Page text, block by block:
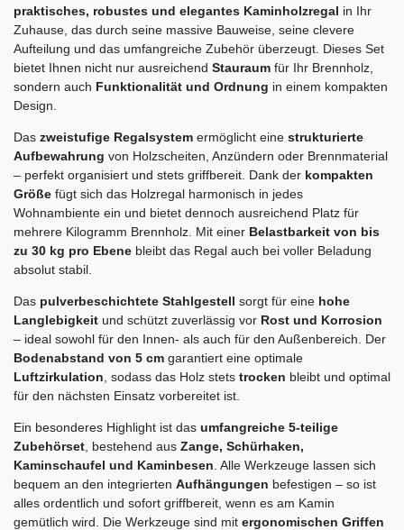
praktisches, robustes und elegantes Kaminholzregal in Ihr
Zuhause, das durch seine massive Bauweise, seine clevere
Aufteilung und das umfangreiche Zubehör überzeugt. Dieses Set
bietet Ihnen nicht nur ausreichend Stauraum für Ihr Brennholz,
sondern auch Funktionalität und Ordnung in einem kompakten
Design.
Das zweistufige Regalsystem ermöglicht eine strukturierte
Aufbewahrung von Holzscheiten, Anzündern oder Brennmaterial
– perfekt organisiert und stets griffbereit. Dank der kompakten
Größe fügt sich das Holzregal harmonisch in jedes
Wohnambiente ein und bietet dennoch ausreichend Platz für
mehrere Kilogramm Brennholz. Mit einer Belastbarkeit von bis
zu 30 kg pro Ebene bleibt das Regal auch bei voller Beladung
absolut stabil.
Das pulverbeschichtete Stahlgestell sorgt für eine hohe
Langlebigkeit und schützt zuverlässig vor Rost und Korrosion
– ideal sowohl für den Innen- als auch für den Außenbereich. Der
Bodenabstand von 5 cm garantiert eine optimale
Luftzirkulation , sodass das Holz stets trocken bleibt und optimal
für den nächsten Einsatz vorbereitet ist.
Ein besonderes Highlight ist das umfangreiche 5-teilige
Zubehörset , bestehend aus Zange, Schürhaken,
Kaminschaufel und Kaminbesen . Alle Werkzeuge lassen sich
bequem an den integrierten Aufhängungen befestigen – so ist
alles ordentlich und sofort griffbereit, wenn es am Kamin
gemütlich wird. Die Werkzeuge sind mit ergonomischen Griffen